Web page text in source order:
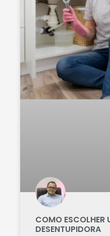
COMO ESCOLHER
DESENTUPIDORA